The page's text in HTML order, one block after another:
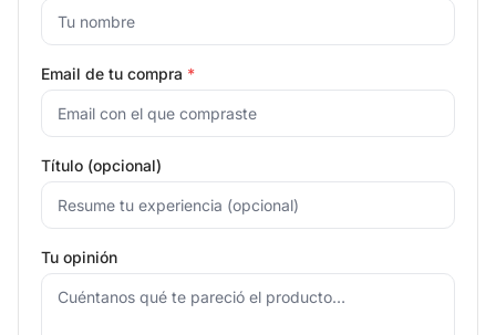
Email de tu compra *
Título (opcional)
Tu opinión